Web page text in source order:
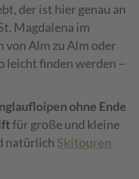
der ist hier genau an
Magdalena im
von Alm zu Alm oder
leicht finden werden –
ohne Ende
für große und kleine
natürlich Skitouren